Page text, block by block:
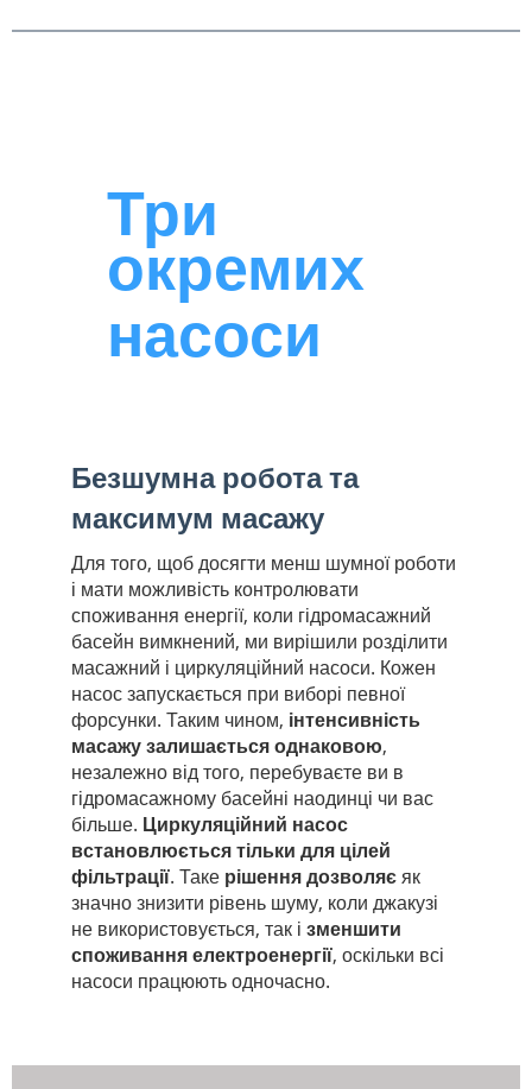
Три
окремих
насоси
Безшумна робота та
максимум масажу
Для того, щоб досягти менш шумної роботи
і мати можливість контролювати
споживання енергії, коли гідромасажний
басейн вимкнений, ми вирішили розділити
масажний і циркуляційний насоси. Кожен
насос запускається при виборі певної
форсунки. Таким чином, інтенсивність
масажу залишається однаковою,
незалежно від того, перебуваєте ви в
гідромасажному басейні наодинці чи вас
більше. Циркуляційний насос
встановлюється тільки для цілей
фільтрації. Таке рішення дозволяєяк
значно знизити рівень шуму, коли джакузі
не використовується, так і зменшити
споживання електроенергії, оскільки всі
насоси працюють одночасно.